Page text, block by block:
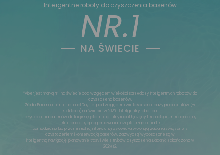
Inteligentne roboty do czyszczenia basenów
NR.1
NA ŚWIECIE
*Aiper jest marką nr 1 na świecie pod względem wielkości sprzedaży inteligentnych robotów do
czyszczenia basenów.
Źródło: Euromonitor International Co., Ltd., pod względem wielkości sprzedaży producentów (w
sztukach) na świecie w 2025 r. Inteligentny robot do
czyszczenia basenów definiuje się jako: inteligentny robot łączący technologie mechaniczne,
elektroniczne, oprogramowania i czujniki. Urządzenia te
samodzielnie lub przy minimalnej interwencji człowieka wykonują zadania związane z
czyszczeniem i konserwacją basenów, zazwyczaj wyposażone są w
inteligentną nawigację, planowanie trasy i wiele trybów czyszczenia. Badania zakończono w
2025/12.